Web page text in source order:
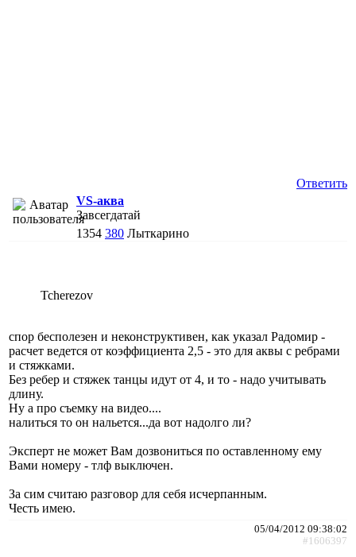
Ответить
VS-аква
Завсегдатай
1354 380 Лыткарино
Tcherezov
спор бесполезен и неконструктивен, как указал Радомир -
расчет ведется от коэффициента 2,5 - это для аквы с ребрами
и стяжками.
Без ребер и стяжек танцы идут от 4, и то - надо учитывать
длину.
Ну а про съемку на видео....
налиться то он нальется...да вот надолго ли?
Эксперт не может Вам дозвониться по оставленному ему
Вами номеру - тлф выключен.
За сим считаю разговор для себя исчерпанным.
Честь имею.
05/04/2012 09:38:02
#1606397